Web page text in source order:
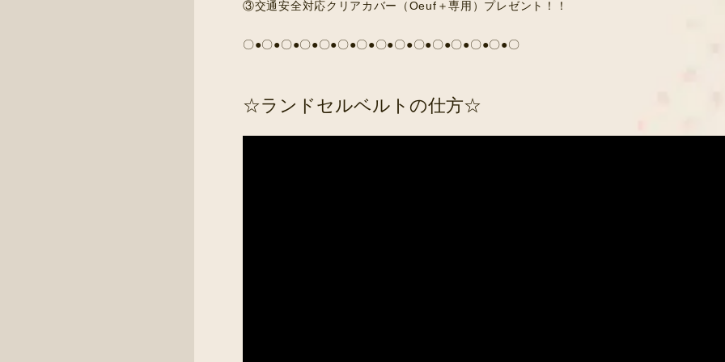
③交通安全対応クリアカバー（Oeuf＋専用）プレゼント！！
〇●〇●〇●〇●〇●〇●〇●〇●〇●〇●〇●〇●〇●〇●〇
☆ランドセルベルトの仕方☆